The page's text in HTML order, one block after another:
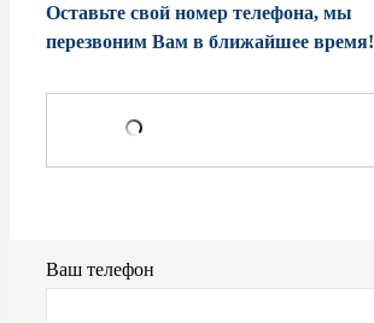
Оставьте свой номер телефона, мы
перезвоним Вам в ближайшее время!
Ваш телефон